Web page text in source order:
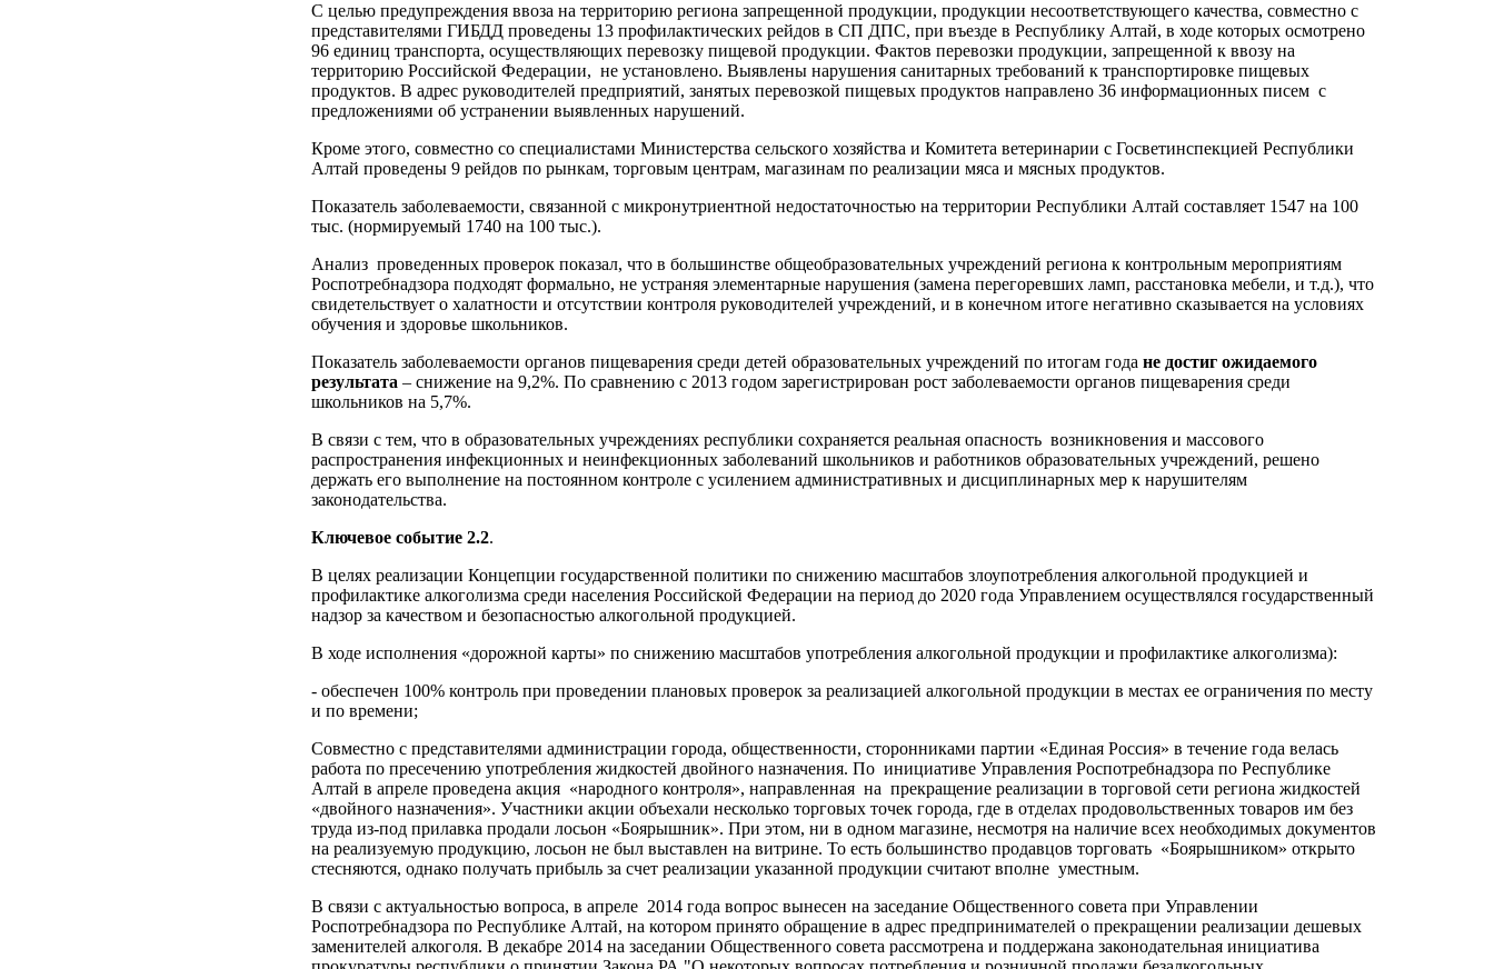
С целью предупреждения ввоза на территорию региона запрещенной продукции, продукции несоответствующего качества, совместно с
представителями ГИБДД проведены 13 профилактических рейдов в СП ДПС, при въезде в Республику Алтай, в ходе которых осмотрено
96 единиц транспорта, осуществляющих перевозку пищевой продукции. Фактов перевозки продукции, запрещенной к ввозу на
территорию Российской Федерации, не установлено. Выявлены нарушения санитарных требований к транспортировке пищевых
продуктов. В адрес руководителей предприятий, занятых перевозкой пищевых продуктов направлено 36 информационных писем с
предложениями об устранении выявленных нарушений.
Кроме этого, совместно со специалистами Министерства сельского хозяйства и Комитета ветеринарии с Госветинспекцией Республики
Алтай проведены 9 рейдов по рынкам, торговым центрам, магазинам по реализации мяса и мясных продуктов.
Показатель заболеваемости, связанной с микронутриентной недостаточностью на территории Республики Алтай составляет 1547 на 100
тыс. (нормируемый 1740 на 100 тыс.).
Анализ проведенных проверок показал, что в большинстве общеобразовательных учреждений региона к контрольным мероприятиям
Роспотребнадзора подходят формально, не устраняя элементарные нарушения (замена перегоревших ламп, расстановка мебели, и т.д.), что
свидетельствует о халатности и отсутствии контроля руководителей учреждений, и в конечном итоге негативно сказывается на условиях
обучения и здоровье школьников.
Показатель заболеваемости органов пищеварения среди детей образовательных учреждений по итогам года не достиг ожидаемого
результата – снижение на 9,2%. По сравнению с 2013 годом зарегистрирован рост заболеваемости органов пищеварения среди
школьников на 5,7%.
В связи с тем, что в образовательных учреждениях республики сохраняется реальная опасность возникновения и массового
распространения инфекционных и неинфекционных заболеваний школьников и работников образовательных учреждений, решено
держать его выполнение на постоянном контроле с усилением административных и дисциплинарных мер к нарушителям
законодательства.
Ключевое событие 2.2.
В целях реализации Концепции государственной политики по снижению масштабов злоупотребления алкогольной продукцией и
профилактике алкоголизма среди населения Российской Федерации на период до 2020 года Управлением осуществлялся государственный
надзор за качеством и безопасностью алкогольной продукцией.
В ходе исполнения «дорожной карты» по снижению масштабов употребления алкогольной продукции и профилактике алкоголизма):
- обеспечен 100% контроль при проведении плановых проверок за реализацией алкогольной продукции в местах ее ограничения по месту
и по времени;
Совместно с представителями администрации города, общественности, сторонниками партии «Единая Россия» в течение года велась
работа по пресечению употребления жидкостей двойного назначения. По инициативе Управления Роспотребнадзора по Республике
Алтай в апреле проведена акция «народного контроля», направленная на прекращение реализации в торговой сети региона жидкостей
«двойного назначения». Участники акции объехали несколько торговых точек города, где в отделах продовольственных товаров им без
труда из-под прилавка продали лосьон «Боярышник». При этом, ни в одном магазине, несмотря на наличие всех необходимых документов
на реализуемую продукцию, лосьон не был выставлен на витрине. То есть большинство продавцов торговать «Боярышником» открыто
стесняются, однако получать прибыль за счет реализации указанной продукции считают вполне уместным.
В связи с актуальностью вопроса, в апреле 2014 года вопрос вынесен на заседание Общественного совета при Управлении
Роспотребнадзора по Республике Алтай, на котором принято обращение в адрес предпринимателей о прекращении реализации дешевых
заменителей алкоголя. В декабре 2014 на заседании Общественного совета рассмотрена и поддержана законодательная инициатива